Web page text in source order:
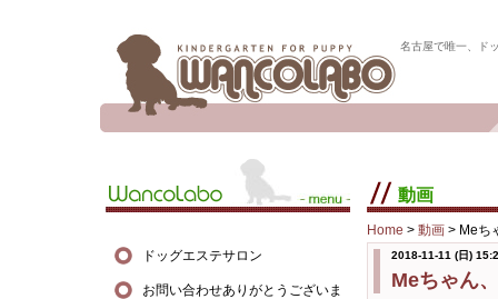
名古屋で唯一、ド
動画
Home > 動画 > Meち
2018-11-11 (日)
Meちゃん
ドッグエステサロン
お問い合わせありがとうございま